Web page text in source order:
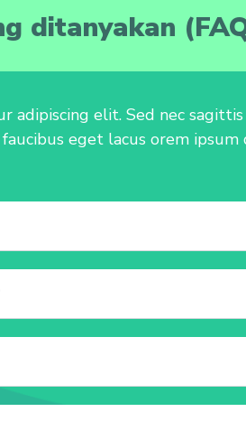
ditanyakan
adipiscing elit. Sed nec sagittis
eget lacus orem